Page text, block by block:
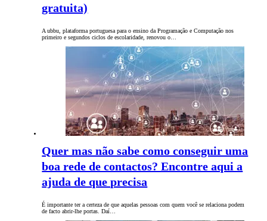
gratuita)
A ubbu, plataforma portuguesa para o ensino da Programação e Computação nos
primeiro e segundos ciclos de escolaridade, renovou o…
Quer mas não sabe como conseguir uma
boa rede de contactos? Encontre aqui a
ajuda de que precisa
É importante ter a certeza de que aquelas pessoas com quem você se relaciona podem
de facto abrir-lhe portas. Daí…